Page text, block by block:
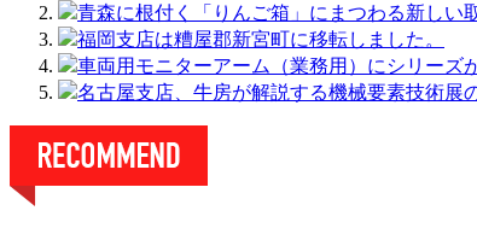
青森に根付く「りんご箱」にまつわる新しい
福岡支店は糟屋郡新宮町に移転しました。
車両用モニターアーム（業務用）にシリーズ
名古屋支店、牛房が解説する機械要素技術展